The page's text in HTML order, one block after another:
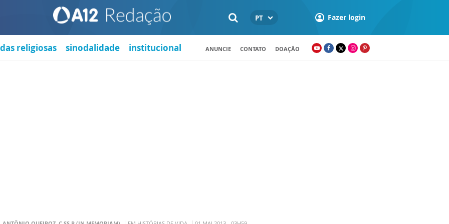
PT Fazer login
religiosas sinodalidade institucional ANUNCIE CONTATO DOAÇÃO